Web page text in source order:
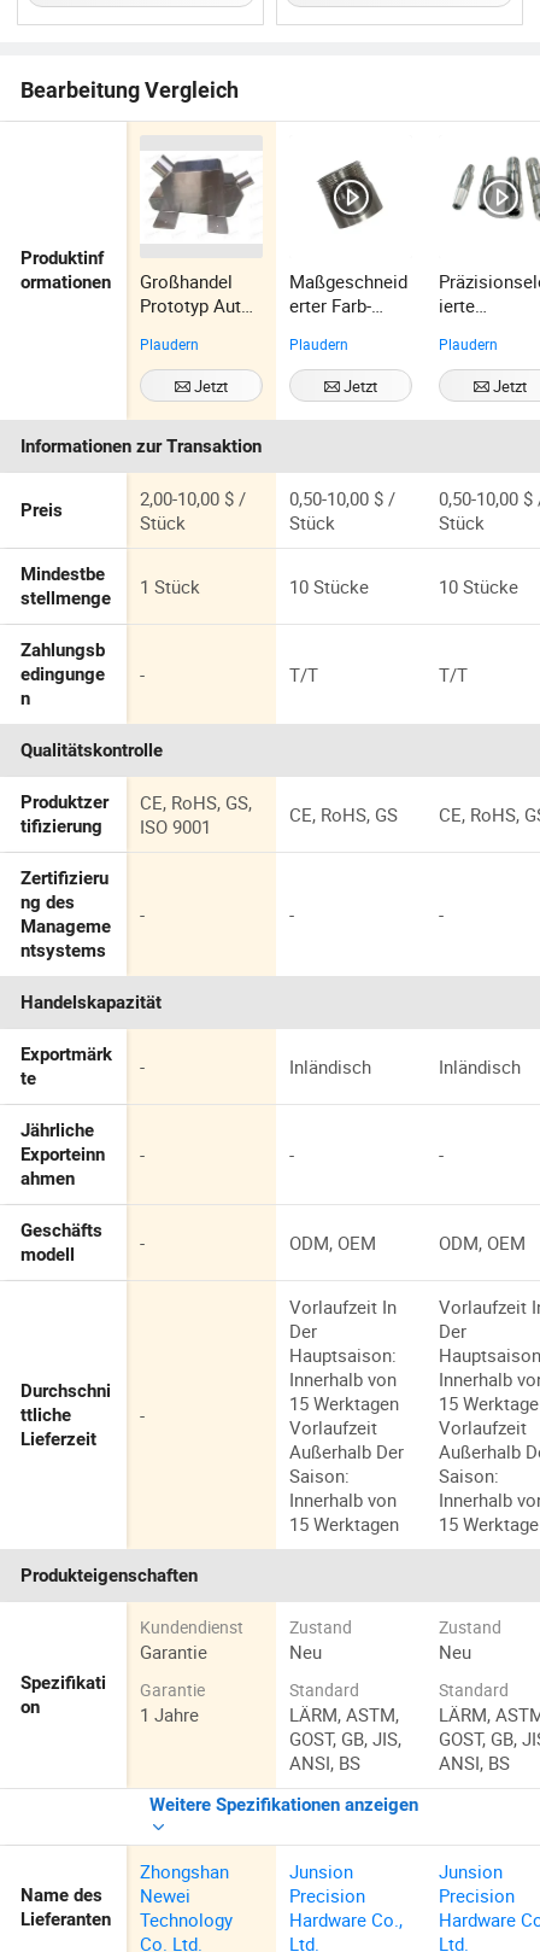
Bearbeitung Vergleich
Produktinf
ormationen
Großhandel
Prototyp Auto
d Schweißteile
CNC
Bearbeitung
Drehen Fräsen
Aluminium
Edelstahl Teile
Plaudern
Jetzt
Kontaktieren
Maßgeschneid
erter Farb-
Maschinenteil
e-Lieferant mit
Laserschneidp
rozess
Plaudern
Jetzt
Kontaktieren
ierte
enten mit
individueller
tung in
Plaudern
Jetzt
Informationen zur Transaktion
Preis
2,00-10,00 $ /
Stück
0,50-10,00 $ /
Stück
0,50-10,00 $
Stück
Mindestbe
stellmenge
1 Stück 10 Stücke 10 Stücke
Zahlungsb
edingunge
n
- T/T T/T
Qualitätskontrolle
Produktzer
tifizierung
CE, RoHS, GS,
ISO 9001
CE, RoHS, GS CE, RoHS,
Zertifizieru
ng des
Manageme
ntsystems
- - -
Handelskapazität
Exportmärk
te
- Inländisch Inländisch
Jährliche
Exporteinn
ahmen
- - -
Geschäfts
modell
- ODM, OEM ODM, OEM
Durchschni
ttliche
Lieferzeit
-
Vorlaufzeit In
Der
Hauptsaison:
Innerhalb von
15 Werktagen
Vorlaufzeit
Außerhalb Der
Saison:
Innerhalb von
15 Werktagen
Vorlaufzeit
Der
Innerhalb
15
Vorlaufzeit
Außerhalb
Saison:
Innerhalb
15
Produkteigenschaften
Spezifikati
on
Kundendienst
Garantie
Garantie
1 Jahre
Zustand
Neu
Standard
LÄRM, ASTM,
GOST, GB, JIS,
ANSI, BS
Zustand
Neu
Standard
LÄRM,
GOST, GB,
ANSI, BS
Weitere Spezifikationen anzeigen
Name des
Lieferanten
Zhongshan
Newei
Technology
Co. Ltd.
Junsion
Precision
Hardware Co.,
Ltd.
Junsion
Precision
Hardware
Ltd.